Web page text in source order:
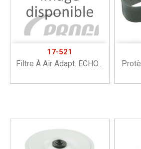
17-521
Filtre À Air Adapt. ECHO...